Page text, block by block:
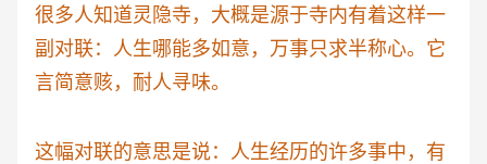
很多人知道灵隐寺，大概是源于寺内有着这样一
副对联：人生哪能多如意，万事只求半称心。它
言简意赅，耐人寻味。
这幅对联的意思是说：人生经历的许多事中，有